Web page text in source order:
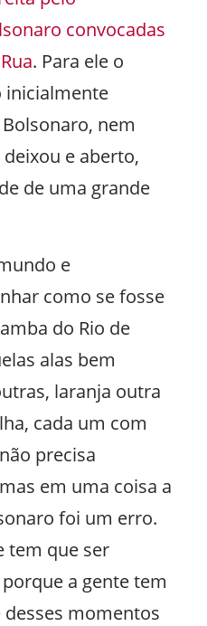
convocadas
. Para ele o
inicialmente
nem
deixou e aberto,
de uma grande
e
como se fosse
do Rio de
alas bem
laranja outra
cada um com
precisa
em uma coisa a
foi um erro.
tem que ser
a gente tem
momentos